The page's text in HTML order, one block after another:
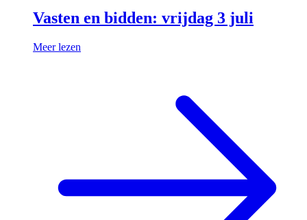
Vasten en bidden: vrijdag 3 juli
Meer lezen